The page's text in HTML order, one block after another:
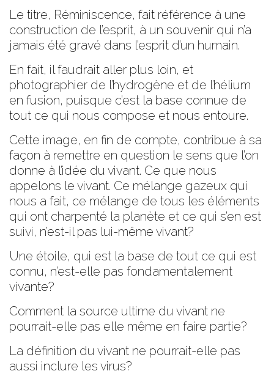
Le titre, Réminiscence, fait référence à une
construction de l’esprit, à un souvenir qui n’a
jamais été gravé dans l’esprit d’un humain.
En fait, il faudrait aller plus loin, et
photographier de l’hydrogène et de l’hélium
en fusion, puisque c’est la base connue de
tout ce qui nous compose et nous entoure.
Cette image, en fin de compte, contribue à sa
façon à remettre en question le sens que l’on
donne à l’idée du vivant. Ce que nous
appelons le vivant. Ce mélange gazeux qui
nous a fait, ce mélange de tous les éléments
qui ont charpenté la planète et ce qui s’en est
suivi, n’est-il pas lui-même vivant?
Une étoile, qui est la base de tout ce qui est
connu, n’est-elle pas fondamentalement
vivante?
Comment la source ultime du vivant ne
pourrait-elle pas elle même en faire partie?
La définition du vivant ne pourrait-elle pas
aussi inclure les virus?